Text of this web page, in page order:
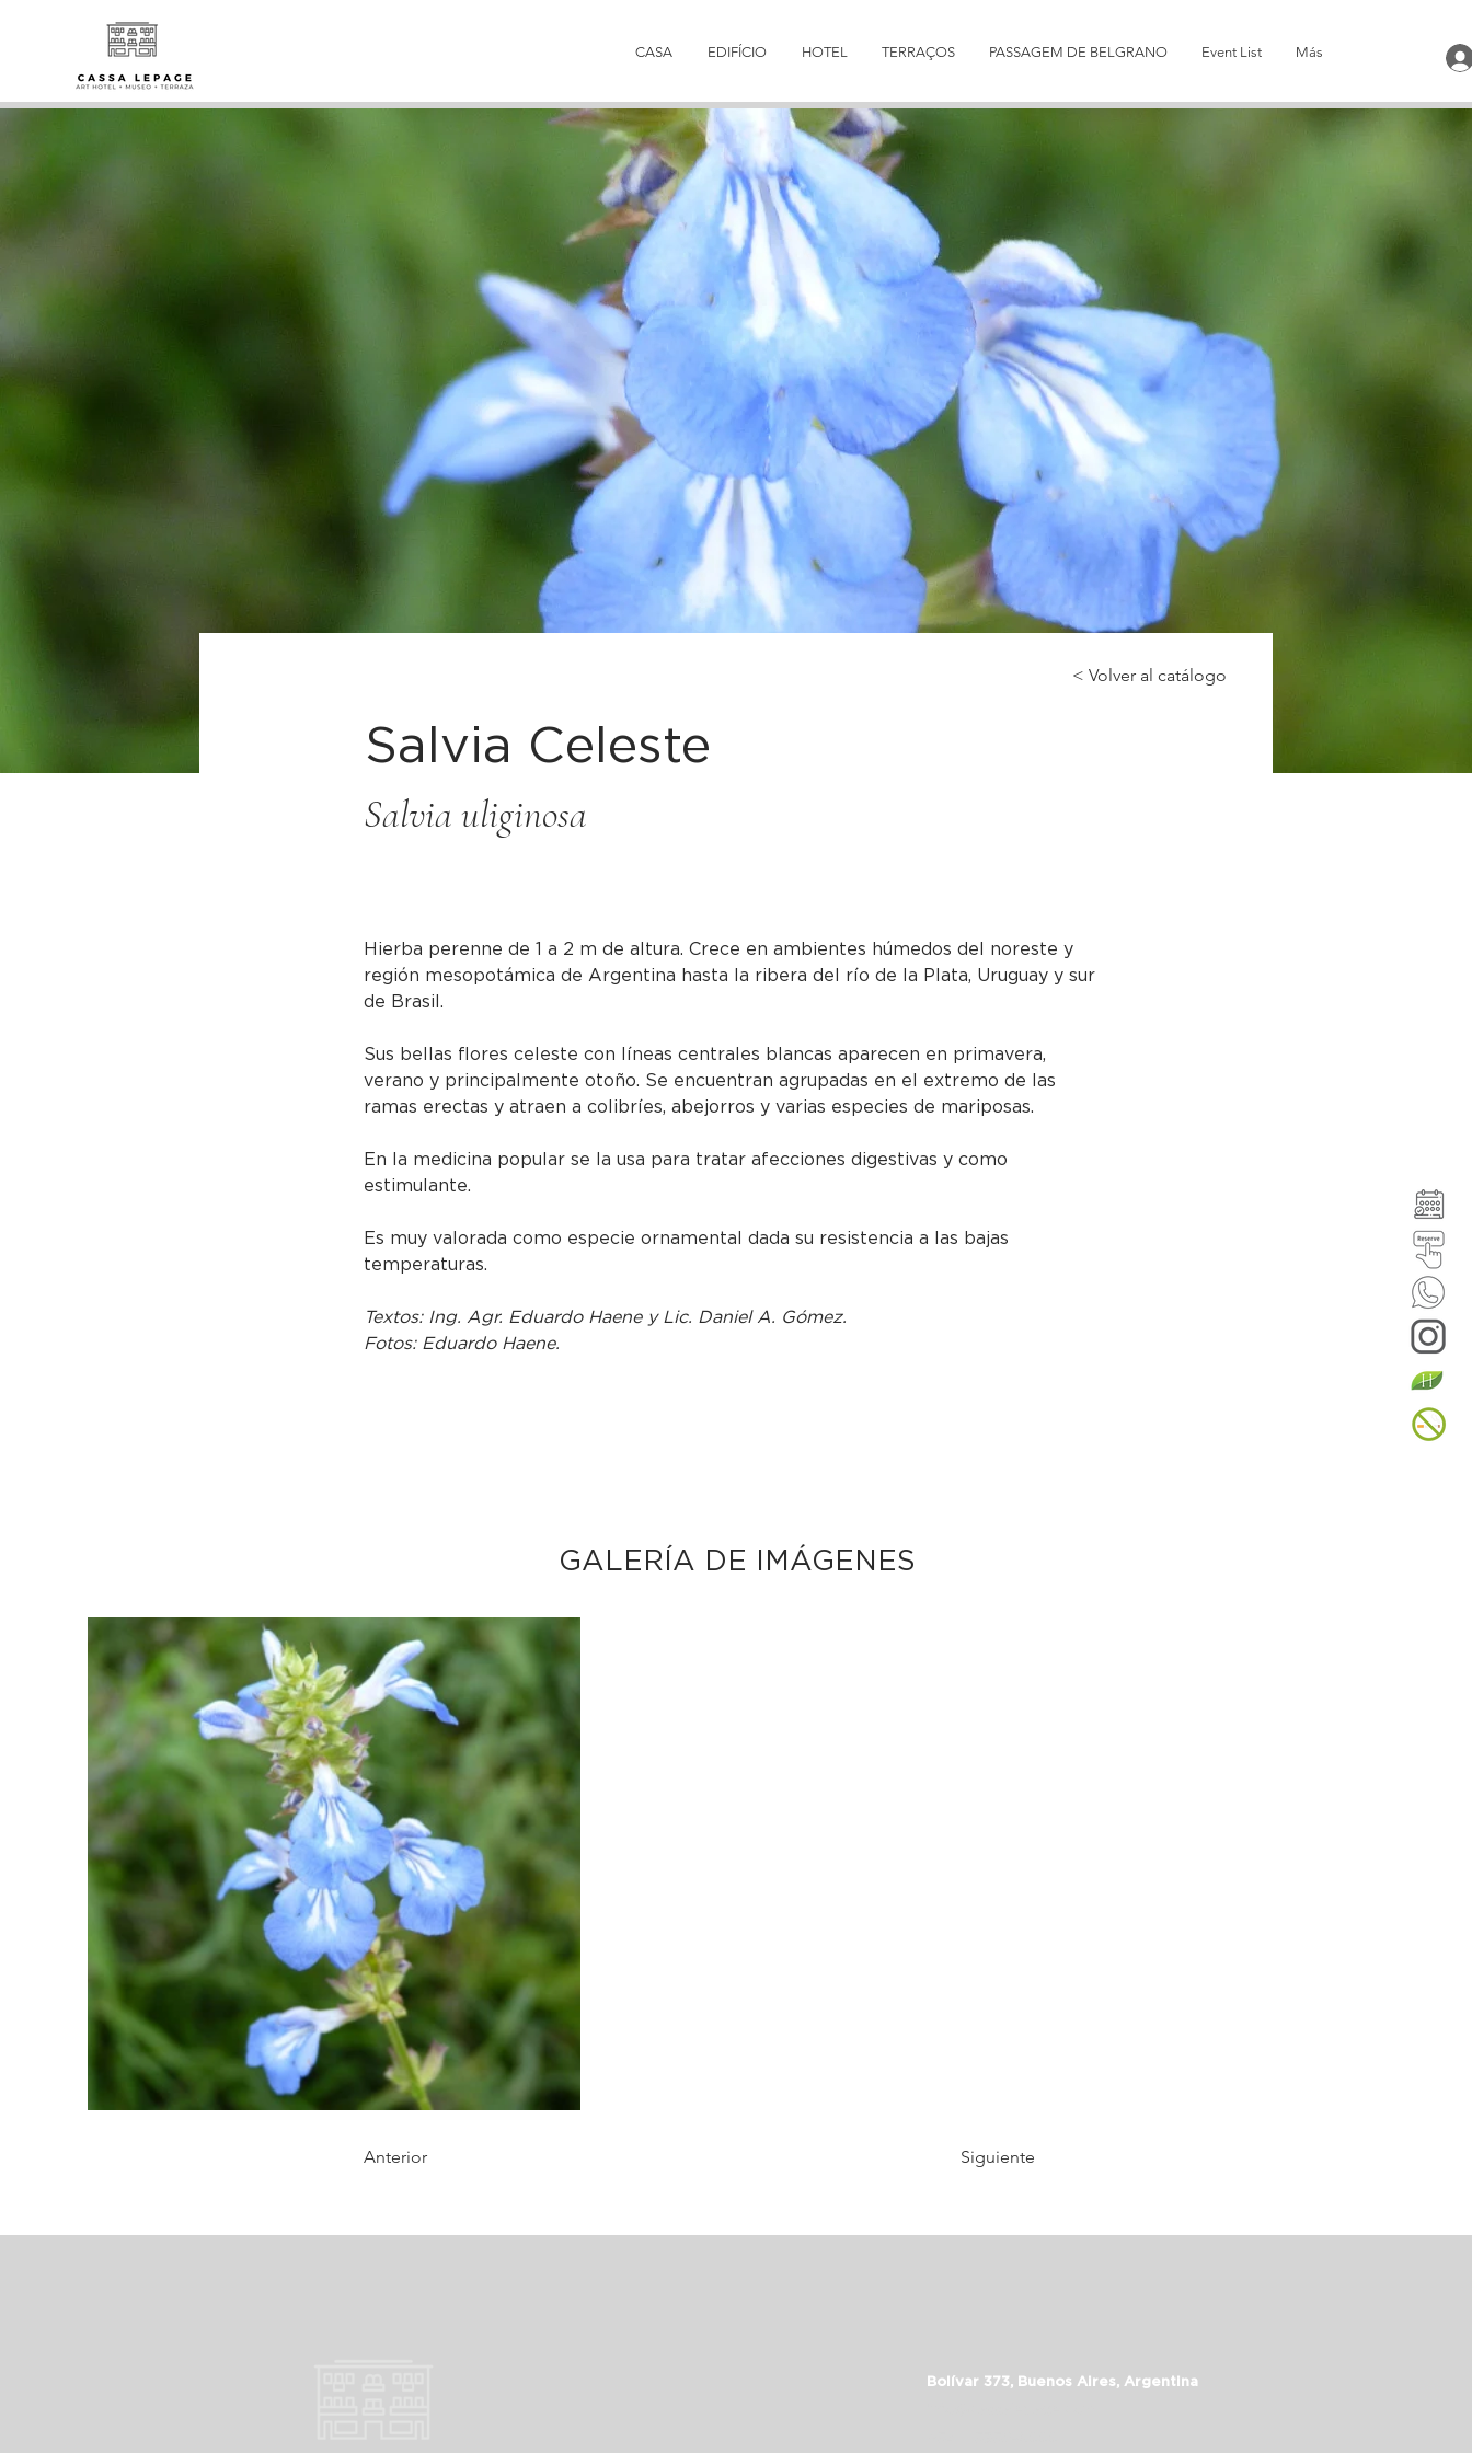
CASA EDIFÍCIO HOTEL TERRAÇOS PASSAGEM DE BELGRANO Event List Más
< Volver al catálogo
Salvia Celeste
Salvia uliginosa
Hierba perenne de 1 a 2 m de altura. Crece en ambientes húmedos del noreste y
región mesopotámica de Argentina hasta la ribera del río de la Plata, Uruguay y sur
de Brasil.
Sus bellas flores celeste con líneas centrales blancas aparecen en primavera,
verano y principalmente otoño. Se encuentran agrupadas en el extremo de las
ramas erectas y atraen a colibríes, abejorros y varias especies de mariposas.
En la medicina popular se la usa para tratar afecciones digestivas y como
estimulante.
Es muy valorada como especie ornamental dada su resistencia a las bajas
temperaturas.
Textos: Ing. Agr. Eduardo Haene y Lic. Daniel A. Gómez.
Fotos: Eduardo Haene.
GALERÍA DE IMÁGENES
Anterior Siguiente
Bolívar 373, Buenos Aires, Argentina